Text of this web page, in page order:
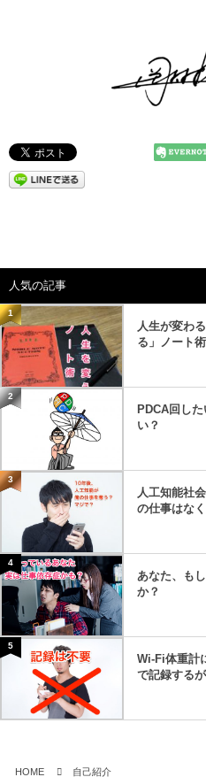
人気の記事
1
人生が変わ
る」ノート術
2
PDCA回し
い？
3
人工知能社
の仕事はな
4
あなた、も
か？
5
Wi-Fi体重計
で記録するが
HOME 自己紹介